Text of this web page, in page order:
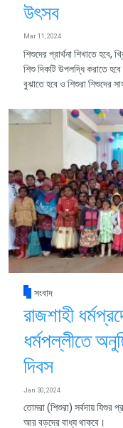
উৎসব
Mar 11, 2024
শিশুদের প্রার্থনা শিখাতে হবে,
শিশু দিকটি উপলদ্ধি করাতে হবে
বুঝাতে হবে ও শিশুরা শিশুদের
সংবাদ
রাজশাহী
ধর্মপল্লীতে
দিবস
Jan 30, 2024
তোমরা (শিশুরা) সর্বদায় যিশুর
আর বড়দের বাধ্য থাকবে।